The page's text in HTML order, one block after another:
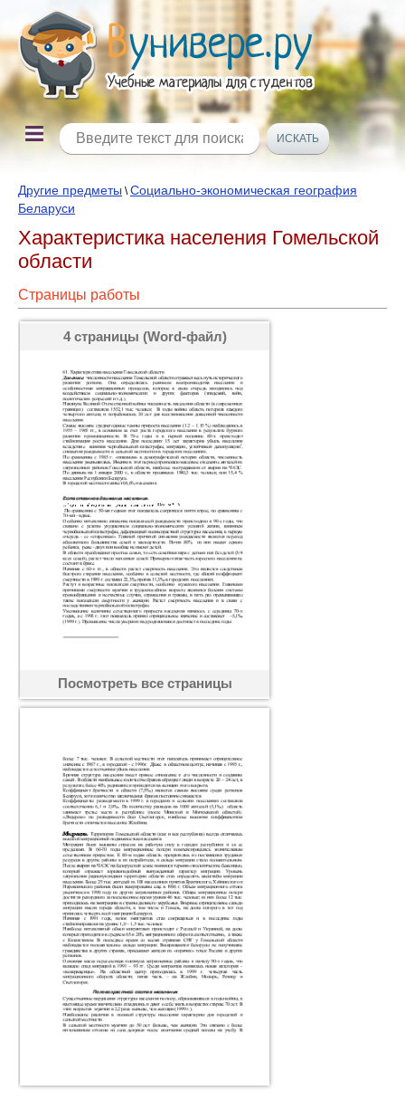
Другие предметы \Социально-экономическая география
Беларуси
Характеристика населения Гомельской
области
Страницы работы
4 страницы (Word-файл)
Посмотреть все страницы